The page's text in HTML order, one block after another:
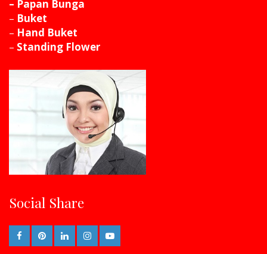
– Papan Bunga
– Buket
– Hand Buket
– Standing Flower
Social Share